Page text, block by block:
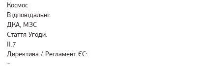
Космос
Відповідальні:
ДКА, МЗС
Стаття Угоди:
ІІ.7
Директива / Регламент ЄС:
−